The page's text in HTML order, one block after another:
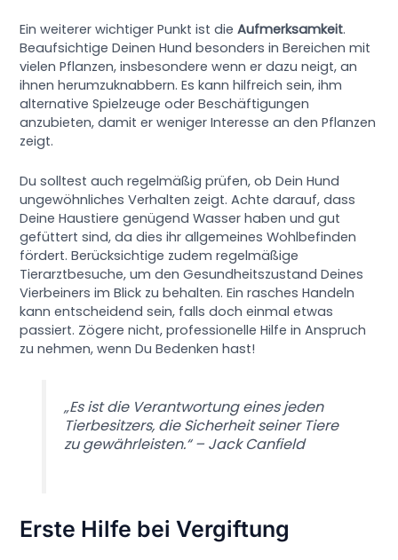
Ein weiterer wichtiger Punkt ist dieAufmerksamkeit.
Beaufsichtige Deinen Hund besonders in Bereichen mit
vielen Pflanzen, insbesondere wenn er dazu neigt, an
ihnen herumzuknabbern. Es kann hilfreich sein, ihm
alternative Spielzeuge oder Beschäftigungen
anzubieten, damit er weniger Interesse an den Pflanzen
zeigt.
Du solltest auch regelmäßig prüfen, ob Dein Hund
ungewöhnliches Verhalten zeigt. Achte darauf, dass
Deine Haustiere genügend Wasser haben und gut
gefüttert sind, da dies ihr allgemeines Wohlbefinden
fördert. Berücksichtige zudem regelmäßige
Tierarztbesuche, um den Gesundheitszustand Deines
Vierbeiners im Blick zu behalten. Ein rasches Handeln
kann entscheidend sein, falls doch einmal etwas
passiert. Zögere nicht, professionelle Hilfe in Anspruch
zu nehmen, wenn Du Bedenken hast!
„Es ist die Verantwortung eines jeden
Tierbesitzers, die Sicherheit seiner Tiere
zu gewährleisten.“ – Jack Canfield
Erste Hilfe bei Vergiftung